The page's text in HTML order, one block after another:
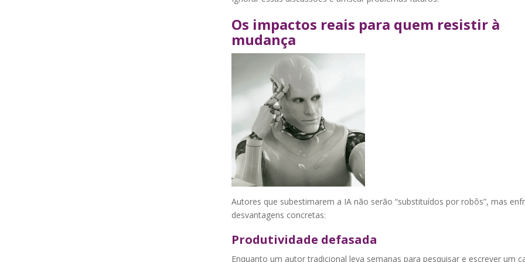
Os impactos reais para quem resistir à
mudança
Autores que subestimarem a IA não serão “substituídos por robôs”, mas
desvantagens concretas:
Produtividade defasada
Enquanto um autor tradicional leva semanas para pesquisar e escrever um